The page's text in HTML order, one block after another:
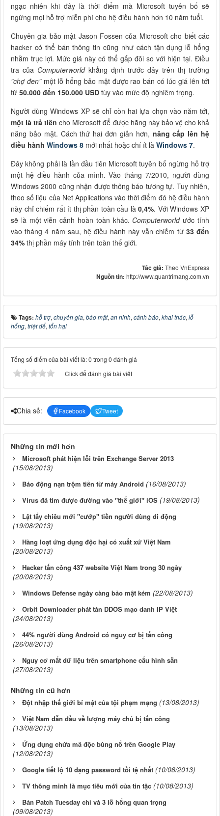
ngạc nhiên khi đây là thời điểm mà Microsoft tuyên bố sẽ
ngừng mọi hỗ trợ miễn phí cho hệ điều hành hơn 10 năm tuổi.
Chuyên gia bảo mật Jason Fossen của Microsoft cho biết các
hacker có thể bán thông tin cũng như cách tận dụng lỗ hổng
nhằm trục lợi. Mức giá này có thể gấp đôi so với hiện tại. Điều
tra của Computerworldkhẳng định trước đây trên thị trường
"chợ đen"một lỗ hổng bảo mật được rao bán có lúc giá lên tới
từ 50.000 đến 150.000 USD tùy vào mức độ nghiêm trọng.
Người dùng Windows XP sẽ chỉ còn hai lựa chọn vào năm tới,
một là trả tiền cho Microsoft để được hãng này bảo vệ cho khả
năng bảo mật. Cách thứ hai đơn giản hơn, nâng cấp lên hệ
điều hành Windows 8 mới nhất hoặc chí ít là Windows 7.
Đây không phải là lần đầu tiên Microsoft tuyên bố ngừng hỗ trợ
một hệ điều hành của mình. Vào tháng 7/2010, người dùng
Windows 2000 cũng nhận được thông báo tương tự. Tuy nhiên,
theo số liệu của Net Applications vào thời điểm đó hệ điều hành
này chỉ chiếm rất ít thị phần toàn cầu là0,4%. Với Windows XP
sẽ là một viễn cảnh hoàn toàn khác. Computerworldước tính
vào tháng 4 năm sau, hệ điều hành này vẫn chiếm từ 33 đến
34% thị phần máy tính trên toàn thế giới.
Tác giả: Theo VnExpress
Nguồn tin: http://www.quantrimang.com.vn
Tags: hỗ trợ, chuyên gia, bảo mật, an ninh, cảnh báo, khai thác, lỗ
hổng, triệt để, tổn hại
Tổng số điểm của bài viết là: 0 trong 0 đánh giá
Click để đánh giá bài viết
Chia sẻ: Facebook Tweet
Những tin mới hơn
Microsoft phát hiện lỗi trên Exchange Server 2013
(15/08/2013)
Báo động nạn trộm tiền từ máy Android (16/08/2013)
Virus đã tìm được đường vào "thế giới" iOS (19/08/2013)
Lật tẩy chiêu mới "cướp" tiền người dùng di động
(19/08/2013)
Hàng loạt ứng dụng độc hại có xuất xứ Việt Nam
(20/08/2013)
Hacker tấn công 437 website Việt Nam trong 30 ngày
(20/08/2013)
Windows Defense ngày càng bảo mật kém (22/08/2013)
Orbit Downloader phát tán DDOS mạo danh IP Việt
(24/08/2013)
44% người dùng Android có nguy cơ bị tấn công
(26/08/2013)
Nguy cơ mất dữ liệu trên smartphone cấu hình sẵn
(27/08/2013)
Những tin cũ hơn
Đột nhập thế giới bí mật của tội phạm mạng (13/08/2013)
Việt Nam dẫn đầu về lượng máy chủ bị tấn công
(13/08/2013)
Ứng dụng chứa mã độc bùng nổ trên Google Play
(12/08/2013)
Google tiết lộ 10 dạng password tồi tệ nhất (10/08/2013)
TV thông minh là mục tiêu mới của tin tặc (10/08/2013)
Bản Patch Tuesday chỉ vá 3 lỗ hổng quan trọng
(09/08/2013)